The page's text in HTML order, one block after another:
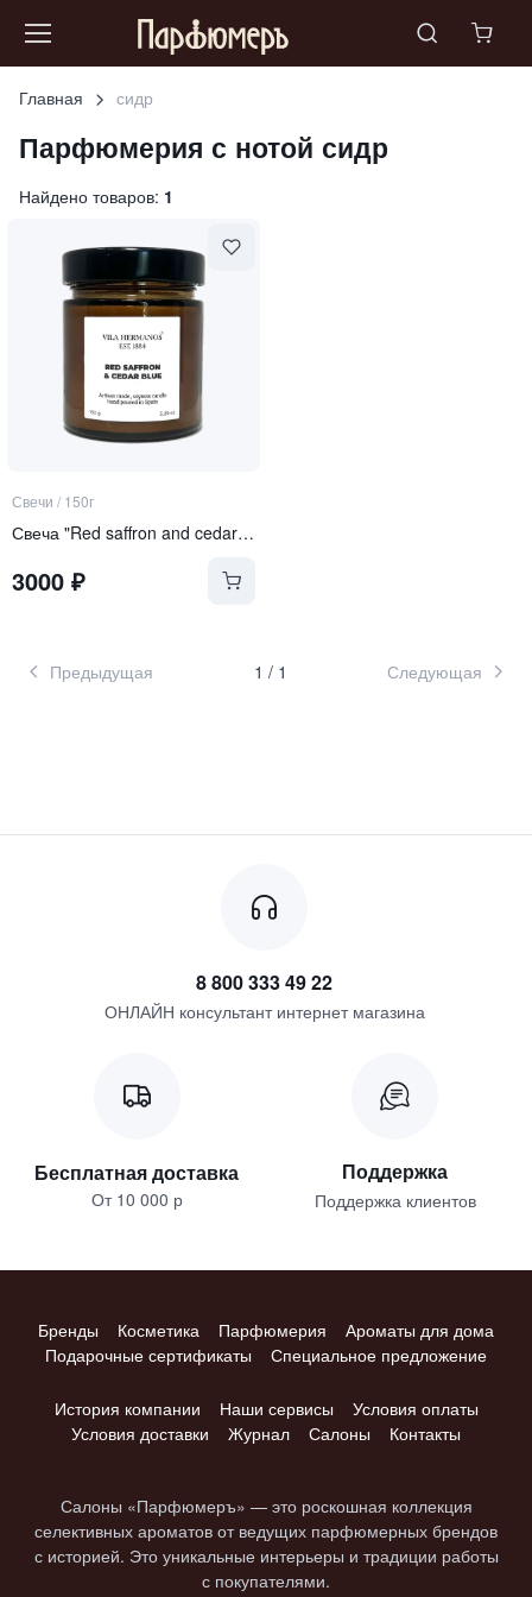
Главная сидр
Парфюмерия с нотой сидр
Найдено товаров: 1
Свечи / 150г
Свеча "Red saffron and cedar blue"
3000 ₽
Предыдущая 1 / 1 Следующая
8 800 333 49 22
ОНЛАЙН консультант интернет магазина
Бесплатная доставка
От 10 000 р
Поддержка
Поддержка клиентов
Бренды Косметика Парфюмерия
Ароматы для дома
Подарочные сертификаты
Специальное предложение
История компании Наши сервисы
Условия оплаты
Условия доставки
Журнал Салоны Контакты
Салоны «Парфюмеръ» — это роскошная коллекция
селективных ароматов от ведущих парфюмерных брендов
с историей. Это уникальные интерьеры и традиции работы
с покупателями.